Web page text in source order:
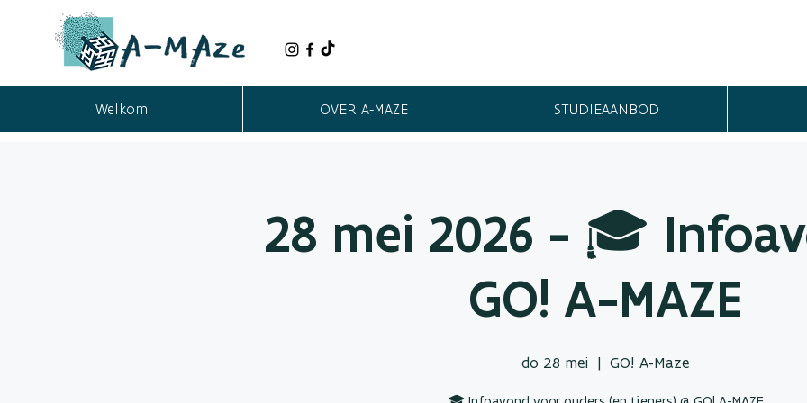
Welkom OVER A-MAZE STUDIEAANBOD
28 mei 2026 - 🎓
GO! A-MAZE
do 28 mei
  |
GO! A-Maze